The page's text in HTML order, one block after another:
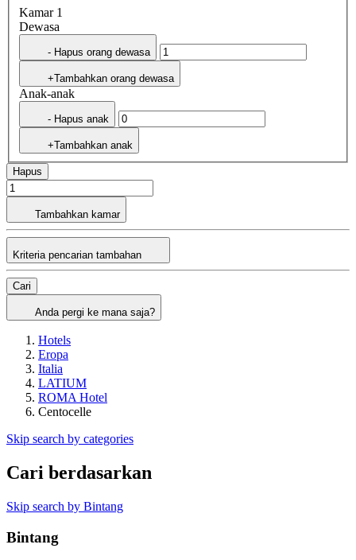
Kamar 1
Dewasa
- Hapus orang dewasa
+Tambahkan orang dewasa
Anak-anak
- Hapus anak
+Tambahkan anak
Hapus
Tambahkan kamar
Kriteria pencarian tambahan
Cari
Anda pergi ke mana saja?
Hotels
Eropa
Italia
LATIUM
ROMA Hotel
Centocelle
Skip search by categories
Cari berdasarkan
Skip search by Bintang
Bintang